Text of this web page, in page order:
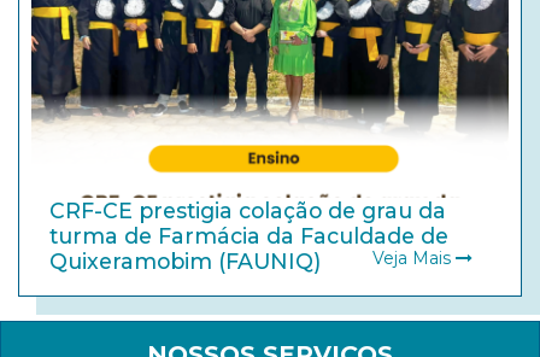
CRF-CE prestigia colação de grau da
turma de Farmácia da Faculdade de
Quixeramobim (FAUNIQ)
Veja Mais